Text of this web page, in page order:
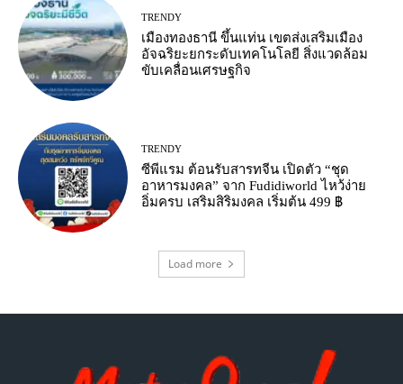
TRENDY
เมืองทองธานี ขึ้นแท่น เขตส่งเสริมเมือง
อัจฉริยะยกระดับเทคโนโลยี สิ่งแวดล้อม
ขับเคลื่อนเศรษฐกิจ
TRENDY
ซีพีแรม ต้อนรับสารทจีน เปิดตัว “ชุด
อาหารมงคล” จาก Fudidiworld ไหว้ง่าย
อิ่มครบ เสริมสิริมงคล เริ่มต้น 499 ฿
Load more